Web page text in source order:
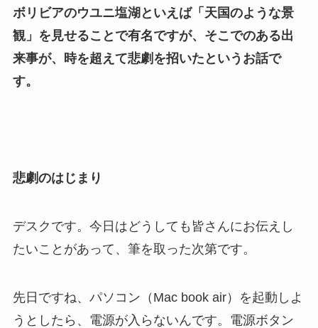
ボリビアのウユニ塩湖といえば「天国のような景
観」を見せることで有名ですが、そこでのある出
来事が、時を超えて悲劇を招いたというお話で
す。
悲劇のはじまり
デスクです。今日はどうしても皆さんにお伝えし
たいことがあって、筆を取った次第です。
先日ですね、パソコン（Mac book air）を起動しよ
うとしたら、電源が入らないんです。電源ボタン